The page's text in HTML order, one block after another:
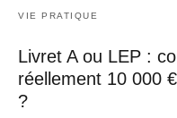
VIE PRATIQUE
Livret A ou LEP :
réellement 10 000
?